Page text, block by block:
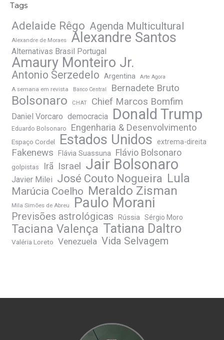
Tags
Adelaide Rêgo Agenda Multicultural
Alexandre de Moraes Alexandre Santos
Alternativas Brasil Portugal
Amaury Monteiro Jr.
Antonio Serzedelo Argentina Arte Agora
A semana em revista Banco Central Bernadete Bruto
Bolsonaro CHAT Chief Marcos Bomfim
Daniel Vorcaro democracia Donald Trump
Eduardo Bolsonaro Engenharia & Desenvolvimento
Espaço Cordel Estados Unidos extrema-direita
Fakenews Flávia Suassuna Flávio Bolsonaro
golpistas Irã Israel Jair Bolsonaro
Javier Milei José Couto Nogueira Lula
Marúcia Coelho Meraldo Zisman
Mila Simões de Abreu Paulo Morani
Previsões astrológicas Rússia Sérgio Moro
Taciana Valença Tatiana Daltro
Valéria Loreto Venezuela Vida Selvagem